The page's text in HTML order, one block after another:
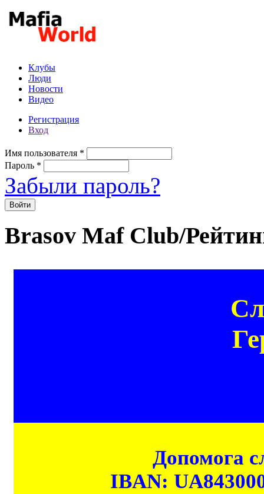
Перейти к основному содержанию
Клубы
Люди
Новости
Видео
Регистрация
Вход
Имя пользователя *
Пароль *
Забыли пароль?
Brasov Maf Club/
Допомога
IBAN: